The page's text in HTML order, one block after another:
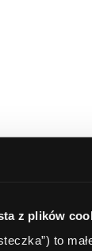
z plików
to